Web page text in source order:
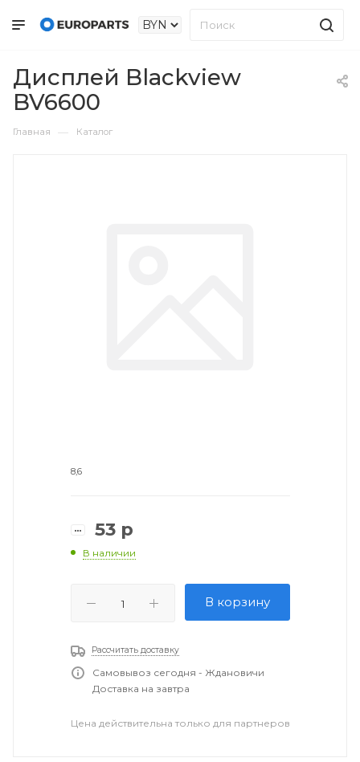
Дисплей Blackview
BV6600
Главная — Каталог
8,6
53р
В наличии
В корзину
Рассчитать доставку
Самовывоз сегодня - Ждановичи
Доставка на завтра
Цена действительна только для партнеров